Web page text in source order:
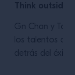
Think outside
Gn Chan y
los talentos
detrás del éxito